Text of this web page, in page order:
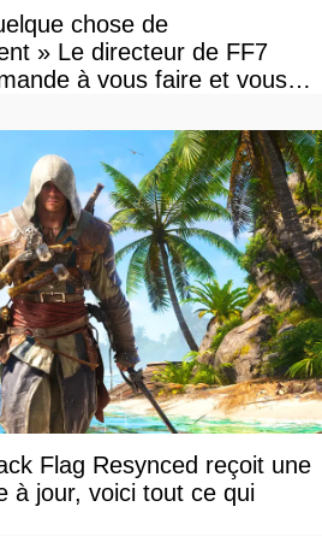
chose de
» Le directeur de FF7
à vous faire et vous
Flag Resynced reçoit une
à jour, voici tout ce qui